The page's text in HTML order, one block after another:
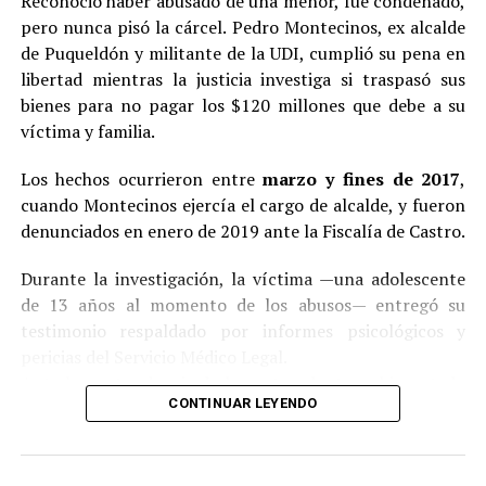
pero nunca pisó la cárcel. Pedro Montecinos, ex alcalde
de Puqueldón y militante de la UDI, cumplió su pena en
libertad mientras la justicia investiga si traspasó sus
bienes para no pagar los $120 millones que debe a su
víctima y familia.
Los hechos ocurrieron entremarzo y fines de 2017,
cuando Montecinos ejercía el cargo de alcalde, y fueron
denunciados en enero de 2019 ante la Fiscalía de Castro.
Durante la investigación, la víctima —una adolescente
de 13 años al momento de los abusos— entregó su
testimonio respaldado por informes psicológicos y
Ante la contundencia de los antecedentes, el imputado
aceptó los cargosen un procedimiento abreviado,
CONTINUAR LEYENDO